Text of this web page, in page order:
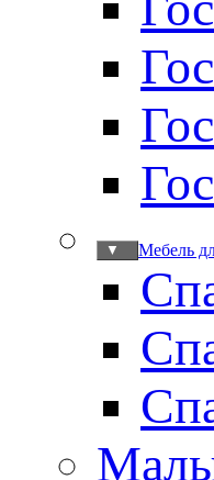
Мебель
▼